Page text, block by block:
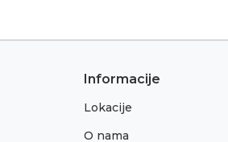
Informacije
Lokacije
O nama